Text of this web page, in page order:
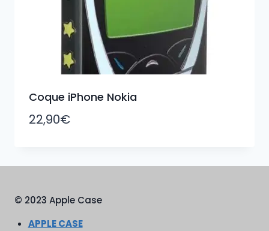
Coque iPhone Nokia
22,90€
© 2023 Apple Case
APPLE CASE